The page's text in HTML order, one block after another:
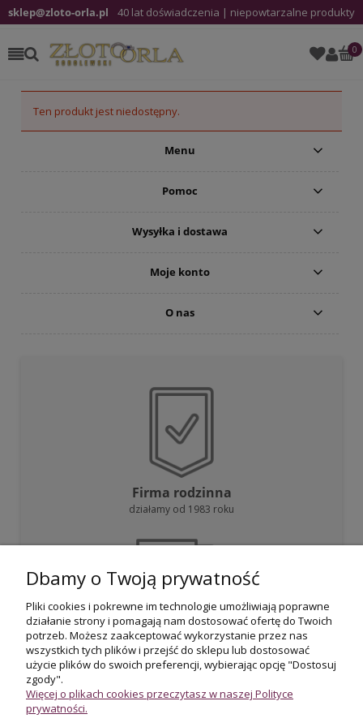
sklep@zloto-orla.pl 40 lat doświadczenia | niepowtarzalne produkty
Ten produkt jest niedostępny.
Menu
Pomoc
Wysyłka i dostawa
Moje konto
O nas
Firma rodzinna
działamy od 1983 roku
Darmowa dostawa
przy zakupie powyżej 800 zł
Dbamy o Twoją prywatność
Pliki cookies i pokrewne im technologie umożliwiają poprawne
działanie strony i pomagają nam dostosować ofertę do Twoich
potrzeb. Możesz zaakceptować wykorzystanie przez nas
wszystkich tych plików i przejść do sklepu lub dostosować
użycie plików do swoich preferencji, wybierając opcję "Dostosuj
zgody".
Więcej o plikach cookies przeczytasz w naszej Polityce
prywatności.